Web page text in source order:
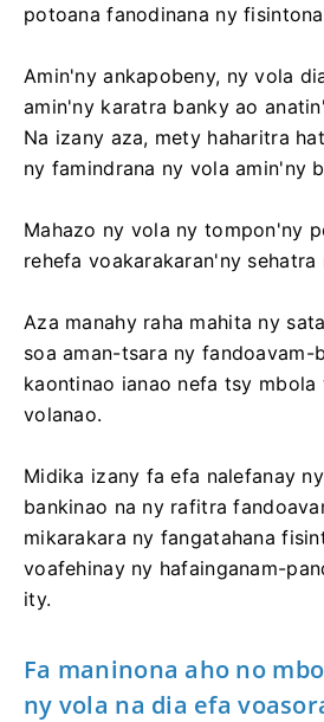
potoana fanodinana ny
Amin'ny ankapobeny, ny vola
amin'ny karatra banky ao
Na izany aza, mety haharitra
ny famindrana ny vola amin'ny
Mahazo ny vola ny tompon'ny
rehefa voakarakaran'ny sehatra
Aza manahy raha mahita ny
soa aman-tsara ny fandoavam-
kaontinao ianao nefa tsy mbola
volanao.
Midika izany fa efa nalefanay
bankinao na ny rafitra
mikarakara ny fangatahana
voafehinay ny hafainganam-
ity.
Fa maninona aho no
ny vola na dia efa